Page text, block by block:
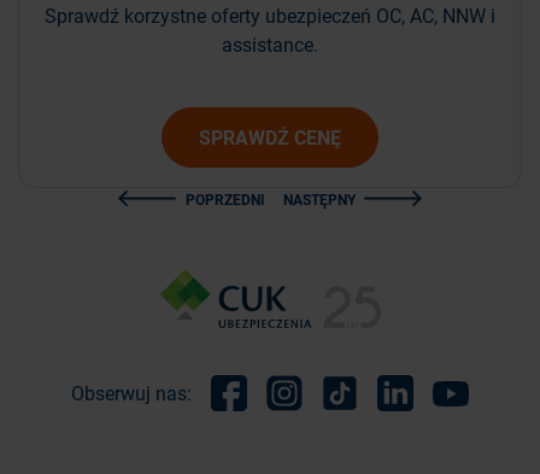
Sprawdź korzystne oferty ubezpieczeń OC, AC, NNW i
assistance.
SPRAWDŹ CENĘ
POPRZEDNI NASTĘPNY
Obserwuj nas: